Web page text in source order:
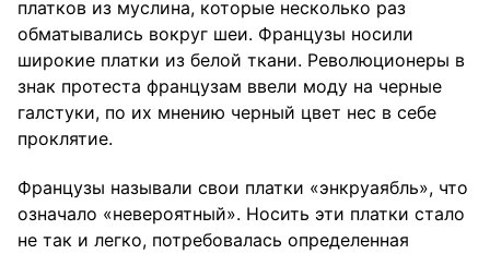
платков из муслина, которые несколько раз
обматывались вокруг шеи. Французы носили
широкие платки из белой ткани. Революционеры в
знак протеста французам ввели моду на черные
галстуки, по их мнению черный цвет нес в себе
проклятие.
Французы называли свои платки «энкруаябль», что
означало «невероятный». Носить эти платки стало
не так и легко, потребовалась определенная